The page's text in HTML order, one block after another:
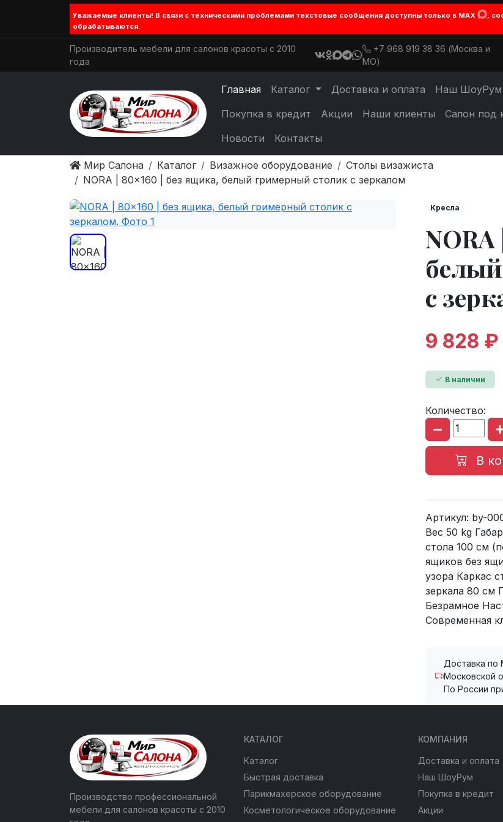
Уважаемые клиенты! В связи с техническими проблемами текстовые сообщения доступны только в MAX
,
обрабатываются.
Производитель мебели для салонов красоты с 2010
года
+7 968 919 38 36 (Москва и
МО)
Главная Каталог Доставка и оплата
Наш ШоуРум
Покупка в кредит
Акции Наши клиенты
Салон под
Новости
Контакты
Мир Салона Каталог Визажное оборудование
Столы визажиста
NORA | 80×160 | без ящика, белый гримерный столик с зеркалом
Кресла
с
9 828 ₽
В наличии
Количество:
В
Артикул: by-
Вес 50 kg
стола 100 см
ящиков без
узора Каркас
зеркала 80 см
Безрамное
Современная
Доставка по
Московской
По России
Производство профессиональной
мебели для салонов красоты с 2010
КАТАЛОГ
Каталог
Быстрая доставка
Парикмахерское оборудование
Косметологическое оборудование
КОМПАНИЯ
Доставка и оплата
Наш ШоуРум
Покупка в кредит
Акции